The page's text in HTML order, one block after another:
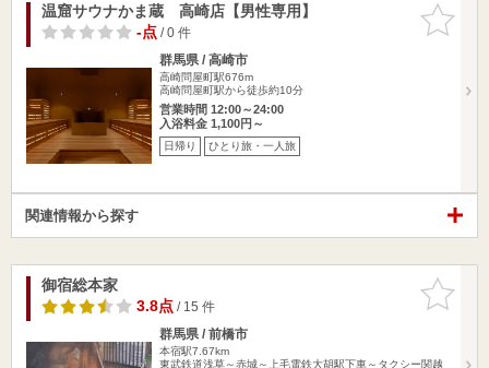
お気に入
りに追加
温窟サウナかま蔵 高崎店【男性専用】
-点/ 0 件
群馬県 / 高崎市
高崎問屋町駅676m
高崎問屋町駅から徒歩約10分
営業時間 12:00～24:00
入浴料金 1,100円～
日帰り ひとり旅・一人旅
関連情報から探す
お気に入
りに追加
御宿総本家
3.8点/ 15 件
群馬県 / 前橋市
本宿駅7.67km
東武鉄道浅草～赤城～上毛電鉄大胡駅下車～タクシー関越